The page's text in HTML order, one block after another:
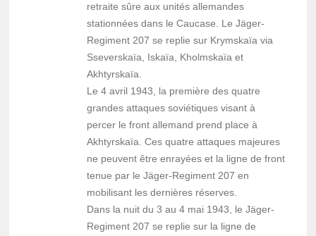
retraite sûre aux unités allemandes
stationnées dans le Caucase. Le Jäger-
Regiment 207 se replie sur Krymskaïa via
Sseverskaïa, Iskaïa, Kholmskaïa et
Akhtyrskaïa.
Le 4 avril 1943, la première des quatre
grandes attaques soviétiques visant à
percer le front allemand prend place à
Akhtyrskaïa. Ces quatre attaques majeures
ne peuvent être enrayées et la ligne de front
tenue par le Jäger-Regiment 207 en
mobilisant les dernières réserves.
Dans la nuit du 3 au 4 mai 1943, le Jäger-
Regiment 207 se replie sur la ligne de